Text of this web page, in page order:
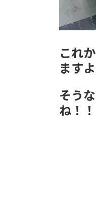
これ
ます
そう
ね！！